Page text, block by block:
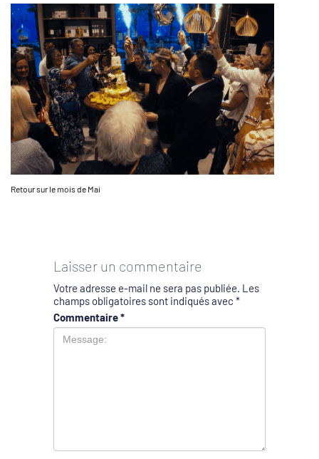
Retour sur le mois de Mai
Laisser un commentaire
Votre adresse e-mail ne sera pas publiée. Les
champs obligatoires sont indiqués avec *
Commentaire*